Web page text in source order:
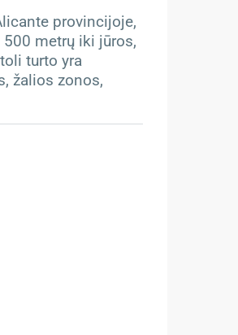
provincijoje,
500 metrų iki jūros,
turto yra
žalios zonos,